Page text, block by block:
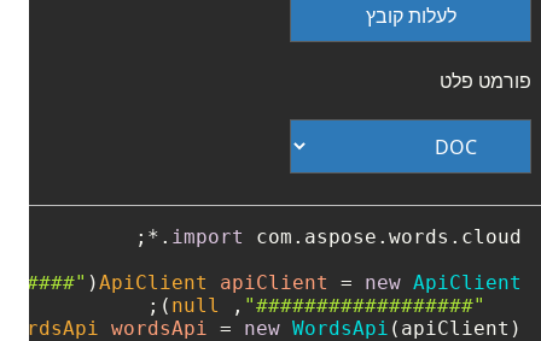
לעלות קובץ
פורמט פלט
import
ApiClient
apiClient = new ApiClient
(
####"
"##################"
,
null
);
WordsApi wordsApi = new WordsApi